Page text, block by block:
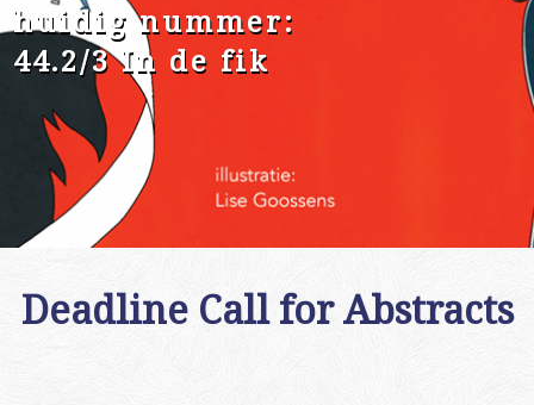
huidig nummer:
44.2/3 In de fik
Deadline Call for Abstracts